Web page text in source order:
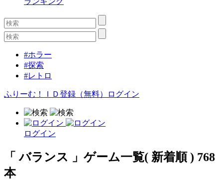
#ホラー
#探索
#レトロ
ふりーむ！ＩＤ登録（無料） ログイン
ログイン
「 バランス 」ゲーム一覧( 新着順 ) 768
本